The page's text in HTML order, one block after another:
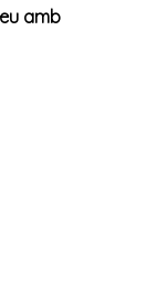
amb